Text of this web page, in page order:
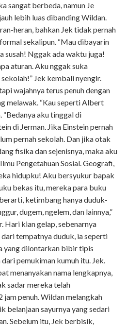
sangat berbeda, namun Je
lebih luas dibanding Wildan.
heran, bahkan Jek tidak pernah
sekalipun. “Mau dibayarin
susah! Nggak ada waktu juga!
aturan. Aku nggak suka
Jek kembali nyengir.
wajahnya terus penuh dengan
melawak. “Kau seperti Albert
“Bedanya aku tinggal di
di Jerman. Jika Einstein pernah
pernah sekolah. Dan jika otak
fisika dan sejenisnya, maka aku
Pengetahuan Sosial. Geografi,
hidupku! Aku bersyukur bapak
bekas itu, mereka para buku
ketimbang hanya duduk-
dugem, ngelem, dan lainnya,”
Hari kian gelap, sebenarnya
tempatnya duduk, ia seperti
yang dilontarkan bibir tipis
pemukiman kumuh itu. Jek.
menanyakan nama lengkapnya,
sadar mereka telah
jam penuh. Wildan melangkah
belanjaan sayurnya yang sedari
Sebelum itu, Jek berbisik,